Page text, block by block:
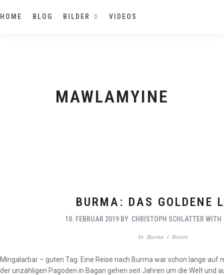
HOME BLOG BILDER VIDEOS
MAWLAMYINE
BURMA: DAS GOLDENE
10. FEBRUAR 2019 BY CHRISTOPH SCHLATTER
In Burma / Reisen
Mingalarbar – guten Tag. Eine Reise nach Burma war schon lange auf
der unzähligen Pagoden in Bagan gehen seit Jahren um die Welt und